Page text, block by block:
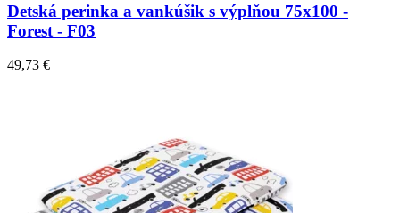
Detská perinka a vankúšik s výplňou 75x100 -
Forest - F03
49,73 €